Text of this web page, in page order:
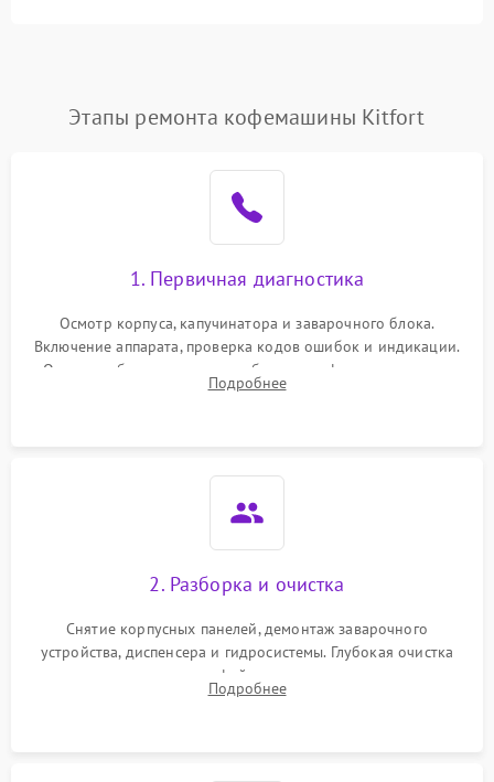
Этапы ремонта кофемашины Kitfort
1. Первичная диагностика
Осмотр корпуса, капучинатора и заварочного блока.
Включение аппарата, проверка кодов ошибок и индикации.
Оценка работы помпы, термоблока и кофемолки на слух.
Измерение температуры и давления воды для выявления
Подробнее
2. Разборка и очистка
Снятие корпусных панелей, демонтаж заварочного
устройства, диспенсера и гидросистемы. Глубокая очистка
внутренних узлов от кофейных масел, жмыха и накипи.
Промывка дренажных каналов и фильтров с использованием
Подробнее